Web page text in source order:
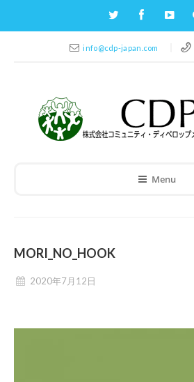
info@cdp-japan.com
Menu
MORI_NO_HOOK
2020年7月12日